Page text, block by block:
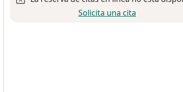
Solicita una cita